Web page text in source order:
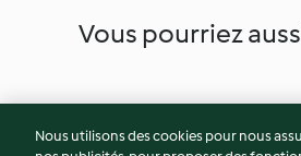
Vous pourriez
Nous utilisons des cookies pour nous